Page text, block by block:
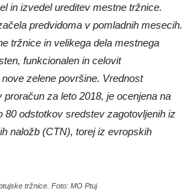
in izvedel ureditev mestne tržnice.
predvidoma v pomladnih mesecih.
tržnice in velikega dela mestnega
funkcionalen in celovit
zelene površine. Vrednost
za leto 2018, je ocenjena na
80 odstotkov sredstev zagotovljenih iz
naložb (CTN), torej iz evropskih
tržnice. Foto: MO Ptuj